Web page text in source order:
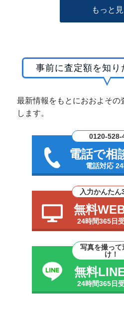
もっと
事前に査定額を知り
最新情報をもとにおおよその
します。
0120-528-
電話で相
電話対応
入力かんたん
無料
24時間365日
写真を撮って
け！
無料
24時間365日